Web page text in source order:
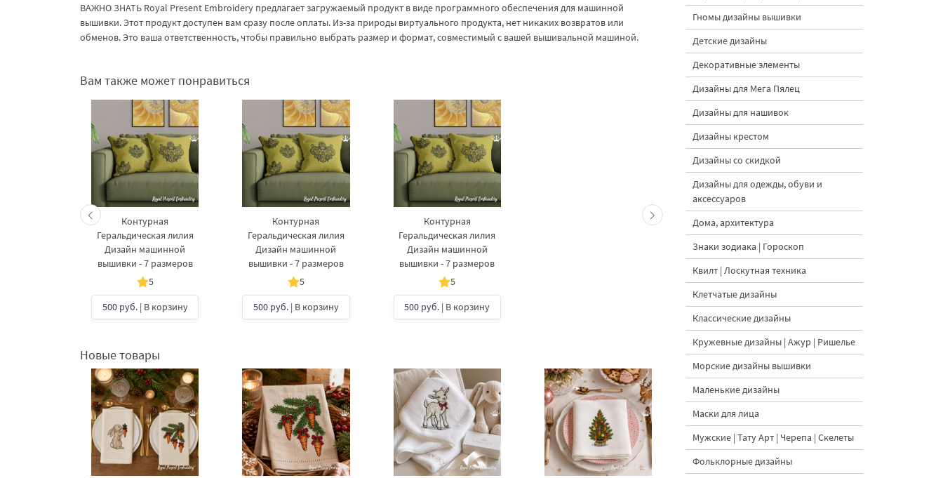
ВАЖНО ЗНАТЬ Royal Present Embroidery предлагает загружаемый продукт в виде программного обеспечения для машинной
вышивки. Этот продукт доступен вам сразу после оплаты. Из-за природы виртуального продукта, нет никаких возвратов или
обменов. Это ваша ответственность, чтобы правильно выбрать размер и формат, совместимый с вашей вышивальной машиной.
Вам также может понравиться
Контурная
Геральдическая лилия
Дизайн машинной
вышивки - 7 размеров
5
500 руб.| В корзину
Контурная
Геральдическая лилия
Дизайн машинной
вышивки - 7 размеров
5
500 руб.| В корзину
Контурная
Геральдическая лилия
Дизайн машинной
вышивки - 7 размеров
5
500 руб. | В корзину
Новые товары
Гномы дизайны вышивки
Детские дизайны
Декоративные элементы
Дизайны для Мега Пялец
Дизайны для нашивок
Дизайны крестом
Дизайны со скидкой
Дизайны для одежды, обуви и
аксессуаров
Дома, архитектура
Знаки зодиака | Гороскоп
Квилт | Лоскутная техника
Клетчатые дизайны
Классические дизайны
Кружевные дизайны | Ажур | Ришелье
Морские дизайны вышивки
Маленькие дизайны
Маски для лица
Мужские | Тату Арт | Черепа | Скелеты
Фольклорные дизайны